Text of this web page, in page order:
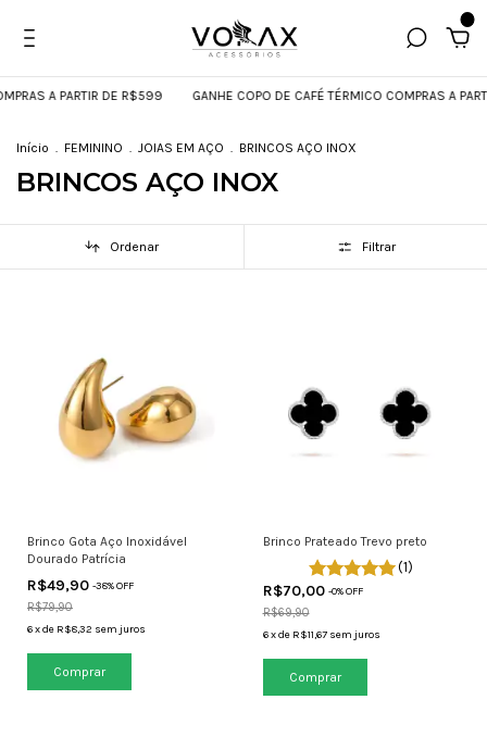
A PARTIR DE R$599 GANHE COPO DE CAFÉ TÉRMICO COMPRAS A
Início . FEMININO . JOIAS EM AÇO . BRINCOS AÇO INOX
BRINCOS AÇO INOX
Ordenar Filtrar
Brinco Gota Aço Inoxidável
Dourado Patrícia
R$49,90 -38% OFF
R$79,90
6xde R$8,32 sem juros
Brinco Prateado Trevo preto
(1)
R$70,00 -0% OFF
R$69,90
6 xde R$11,67 sem juros